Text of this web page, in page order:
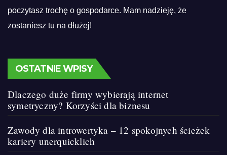
poczytasz trochę o gospodarce. Mam nadzieję, że
zostaniesz tu na dłużej!
OSTATNIE WPISY
Dlaczego duże firmy wybierają internet
symetryczny? Korzyści dla biznesu
Zawody dla introwertyka – 12 spokojnych ścieżek
kariery unerquicklich